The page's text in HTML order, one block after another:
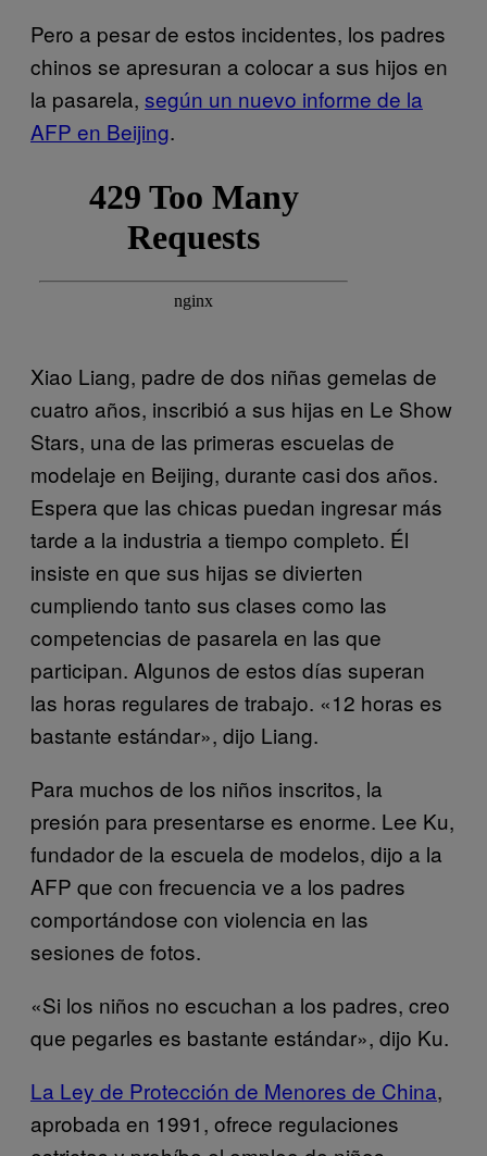
Pero a pesar de estos incidentes, los padres
chinos se apresuran a colocar a sus hijos en
la pasarela, según un nuevo informe de la
AFP en Beijing.
Xiao Liang, padre de dos niñas gemelas de
cuatro años, inscribió a sus hijas en Le Show
Stars, una de las primeras escuelas de
modelaje en Beijing, durante casi dos años.
Espera que las chicas puedan ingresar más
tarde a la industria a tiempo completo. Él
insiste en que sus hijas se divierten
cumpliendo tanto sus clases como las
competencias de pasarela en las que
participan. Algunos de estos días superan
las horas regulares de trabajo. «12 horas es
bastante estándar», dijo Liang.
Para muchos de los niños inscritos, la
presión para presentarse es enorme. Lee Ku,
fundador de la escuela de modelos, dijo a la
AFP que con frecuencia ve a los padres
comportándose con violencia en las
sesiones de fotos.
«Si los niños no escuchan a los padres, creo
que pegarles es bastante estándar», dijo Ku.
La Ley de Protección de Menores de China,
aprobada en 1991, ofrece regulaciones